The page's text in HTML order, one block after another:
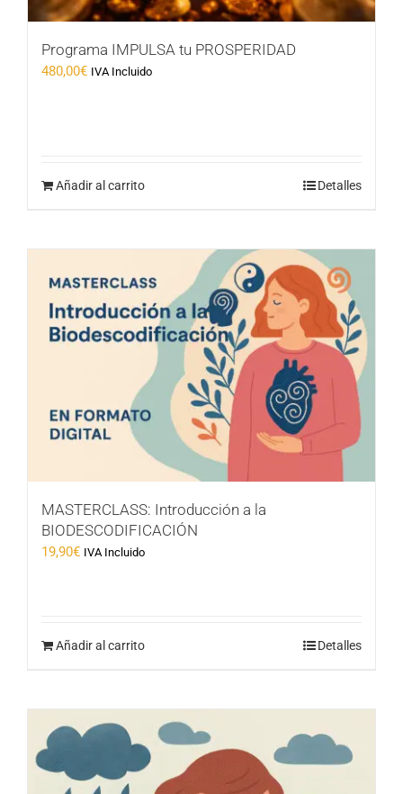
Programa IMPULSA tu PROSPERIDAD
480,00€ IVA Incluido
Añadir al carrito Detalles
MASTERCLASS: Introducción a la
BIODESCODIFICACIÓN
19,90€ IVA Incluido
Añadir al carrito Detalles